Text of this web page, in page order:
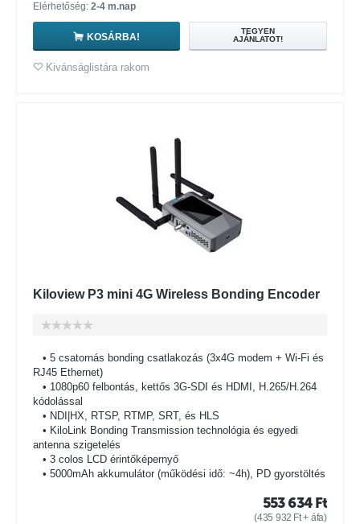
Elérhetőség: 2-4 m.nap
KOSÁRBA!
TEGYEN
AJÁNLATOT!
Kivánságlistára rakom
Kiloview P3 mini 4G Wireless Bonding Encoder
• 5 csatornás bonding csatlakozás (3x4G modem + Wi-Fi és
RJ45 Ethernet)
• 1080p60 felbontás, kettős 3G-SDI és HDMI, H.265/H.264
kódolással
• NDI|HX, RTSP, RTMP, SRT, és HLS
• KiloLink Bonding Transmission technológia és egyedi
antenna szigetelés
• 3 colos LCD érintőképernyő
• 5000mAh akkumulátor (működési idő: ~4h), PD gyorstöltés
553 634 Ft
(435 932 Ft+ áfa)